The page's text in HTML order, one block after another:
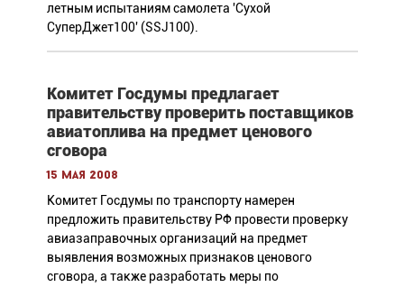
летным испытаниям самолета 'Сухой
СуперДжет100' (SSJ100).
Комитет Госдумы предлагает
правительству проверить поставщиков
авиатоплива на предмет ценового
сговора
15 мая 2008
Комитет Госдумы по транспорту намерен
предложить правительству РФ провести проверку
авиазаправочных организаций на предмет
выявления возможных признаков ценового
сговора, а также разработать меры по